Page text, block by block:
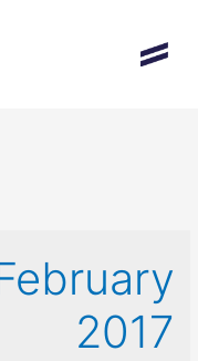
2017